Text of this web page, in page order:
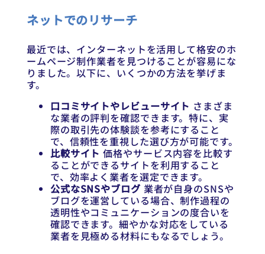
ネットでのリサーチ
最近では、インターネットを活用して格安のホ
ームページ制作業者を見つけることが容易にな
りました。以下に、いくつかの方法を挙げま
す。
口コミサイトやレビューサイト さまざま
な業者の評判を確認できます。特に、実
際の取引先の体験談を参考にすること
で、信頼性を重視した選び方が可能です。
比較サイト 価格やサービス内容を比較す
ることができるサイトを利用すること
で、効率よく業者を選定できます。
公式なSNSやブログ業者が自身のSNSや
ブログを運営している場合、制作過程の
透明性やコミュニケーションの度合いを
確認できます。細やかな対応をしている
業者を見極める材料にもなるでしょう。